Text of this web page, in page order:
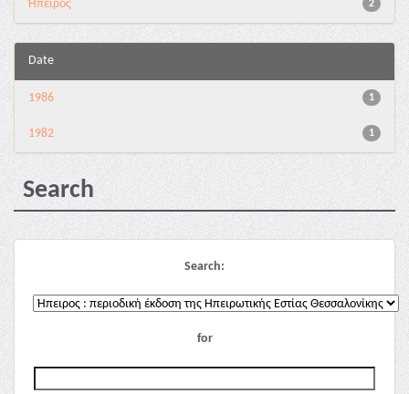
2
Ήπειρος
Date
1
1986
1
1982
Search
Search:
for